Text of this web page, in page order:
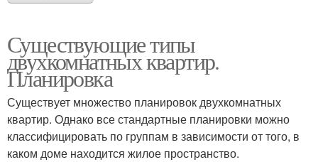
Существующие типы
двухкомнатных квартир.
Планировка
Существует множество планировок двухкомнатных
квартир. Однако все стандартные планировки можно
классифицировать по группам в зависимости от того, в
каком доме находится жилое пространство.